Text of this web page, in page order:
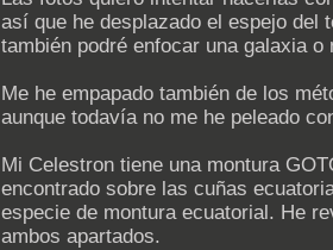
así que he desplazado el espejo del
también podré enfocar una galaxia
Me he empapado también de los
aunque todavía no me he peleado
Mi Celestron tiene una montura
encontrado sobre las cuñas
especie de montura ecuatorial. He
ambos apartados.